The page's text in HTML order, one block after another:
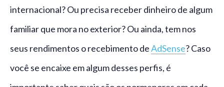
internacional? Ou precisa receber dinheiro de algum
familiar que mora no exterior? Ou ainda, tem nos
seus rendimentos o recebimento deAdSense? Caso
você se encaixe em algum desses perfis, é